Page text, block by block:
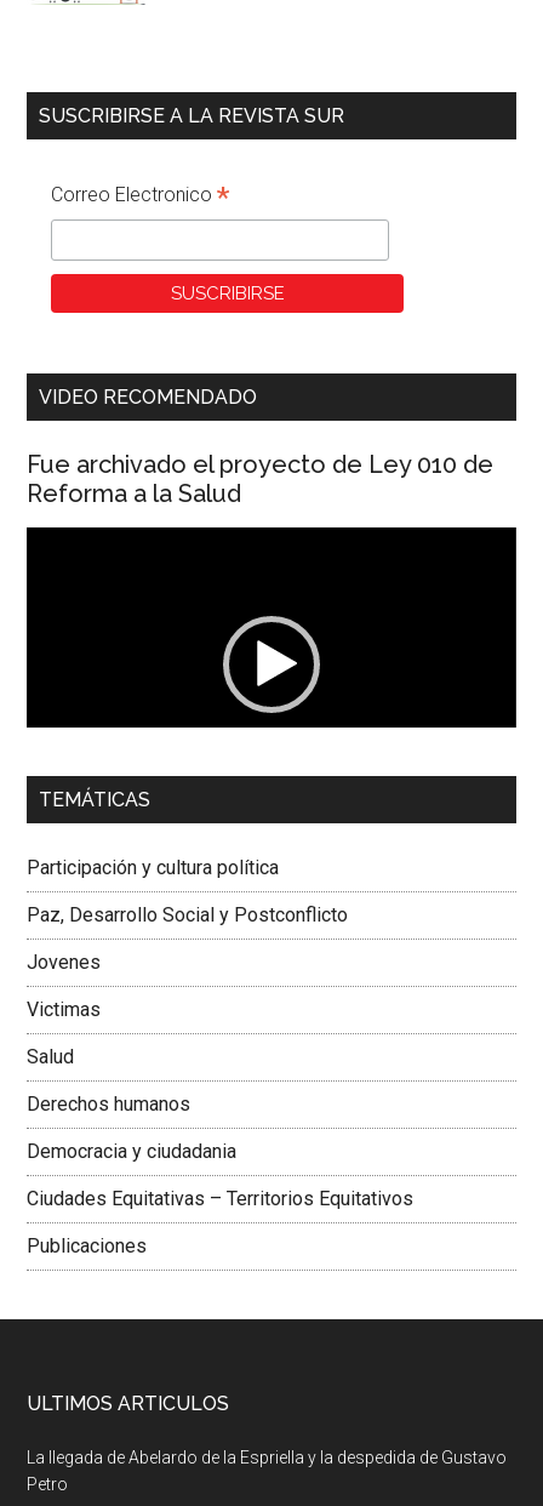
SUSCRIBIRSE A LA REVISTA SUR
Correo Electronico*
VIDEO RECOMENDADO
Fue archivado el proyecto de Ley 010 de
Reforma a la Salud
00:00 01:04
Dra. Carolina Corcho Mejía,Presidenta Corporación
Colombiana
TEMÁTICAS
Participación y cultura política
Paz, Desarrollo Social y Postconflicto
Jovenes
Victimas
Salud
Derechos humanos
Democracia y ciudadania
Ciudades Equitativas – Territorios Equitativos
Publicaciones
ULTIMOS ARTICULOS
La llegada de Abelardo de la Espriella y la despedida de Gustavo
Petro